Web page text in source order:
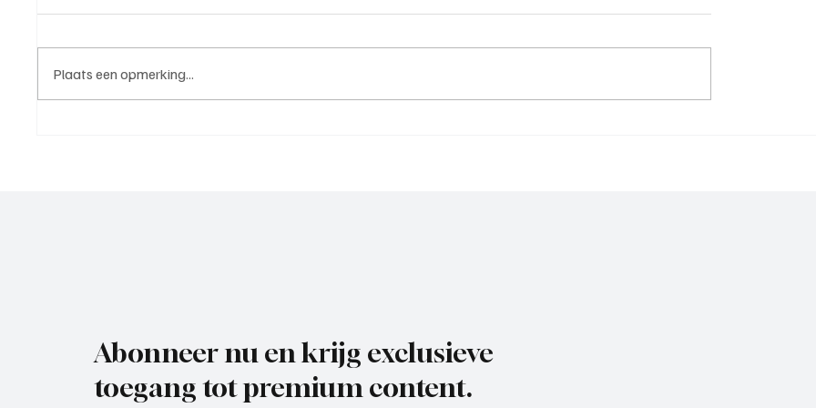
Plaats een opmerking...
Abonneer nu en krijg exclusieve
toegang tot premium content.